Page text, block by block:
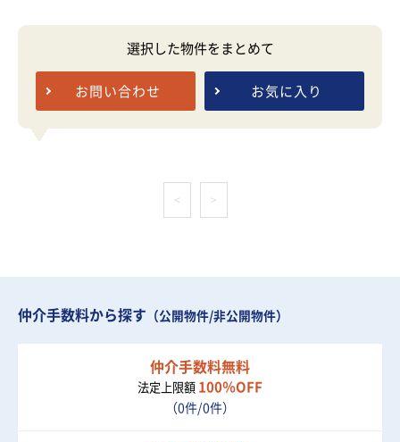
選択した物件をまとめて
お問い合わせ お気に入り
< >
仲介手数料から探す （公開物件/非公開物件）
仲介手数料無料
法定上限額 100％OFF
（0件/0件）